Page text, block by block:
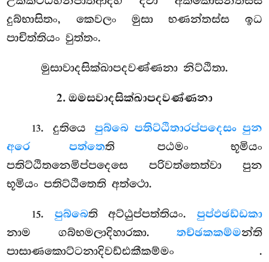
දුබ්භාසිතං, කෙවලං මුසා භණන්තස්ස ඉධ
පාචිත්තියං වුත්තං.
මුසාවාදසික්ඛාපදවණ්ණනා නිට්ඨිතා.
2. ඔමසවාදසික්ඛාපදවණ්ණනා
13. දුතියෙ පුබ්බෙ පතිට්ඨිතාරප්පදෙසං පුන
අරෙ පත්තෙති පඨමං භූමියං
පතිට්ඨිතනෙමිප්පදෙසෙ පරිවත්තෙත්වා පුන
භූමියං පතිට්ඨිතෙති අත්ථො.
15. පුබ්බෙති අට්ඨුප්පත්තියං. පුප්ඵඡඩ්ඩකා
නාම ගබ්භමලාදිහාරකා. තච්ඡකකම්මන්ති
පාසාණකොට්ටනාදිවඩ්ඪකීකම්මං .